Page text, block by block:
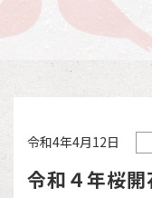
令和4年4月12日
令和４年桜開